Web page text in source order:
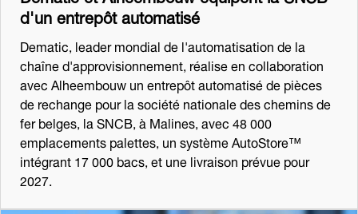
d'un entrepôt automatisé
Dematic, leader mondial de l'automatisation de la
chaîne d'approvisionnement, réalise en collaboration
avec Alheembouw un entrepôt automatisé de pièces
de rechange pour la société nationale des chemins de
fer belges, la SNCB, à Malines, avec 48 000
emplacements palettes, un système AutoStore™
intégrant 17 000 bacs, et une livraison prévue pour
2027.